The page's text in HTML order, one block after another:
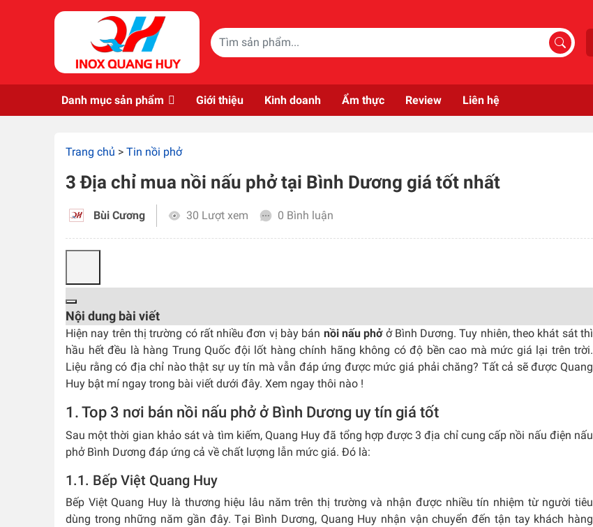
Danh mục sản phẩm Giới thiệu Kinh doanh Ẩm thực Review Liên hệ
Trang chủ > Tin nồi phở
3 Địa chỉ mua nồi nấu phở tại Bình Dương giá tốt nhất
Bùi Cương 30 Lượt xem 0 Bình luận
Nội dung bài viết
Hiện nay trên thị trường có rất nhiều đơn vị bày bán nồi nấu phởở Bình Dương. Tuy nhiên, theo khát sát thì
hầu hết đều là hàng Trung Quốc đội lốt hàng chính hãng không có độ bền cao mà mức giá lại trên trời.
Liệu rằng có địa chỉ nào thật sự uy tín mà vẫn đáp ứng được mức giá phải chăng? Tất cả sẽ được Quang
Huy bật mí ngay trong bài viết dưới đây. Xem ngay thôi nào !
1. Top 3 nơi bán nồi nấu phở ở Bình Dương uy tín giá tốt
Sau một thời gian khảo sát và tìm kiếm, Quang Huy đã tổng hợp được 3 địa chỉ cung cấp nồi nấu điện nấu
phở Bình Dương đáp ứng cả về chất lượng lẫn mức giá. Đó là:
1.1. Bếp Việt Quang Huy
Bếp Việt Quang Huy là thương hiệu lâu năm trên thị trường và nhận được nhiều tín nhiệm từ người tiêu
dùng trong những năm gần đây. Tại Bình Dương, Quang Huy nhận vận chuyển đến tận tay khách hàng